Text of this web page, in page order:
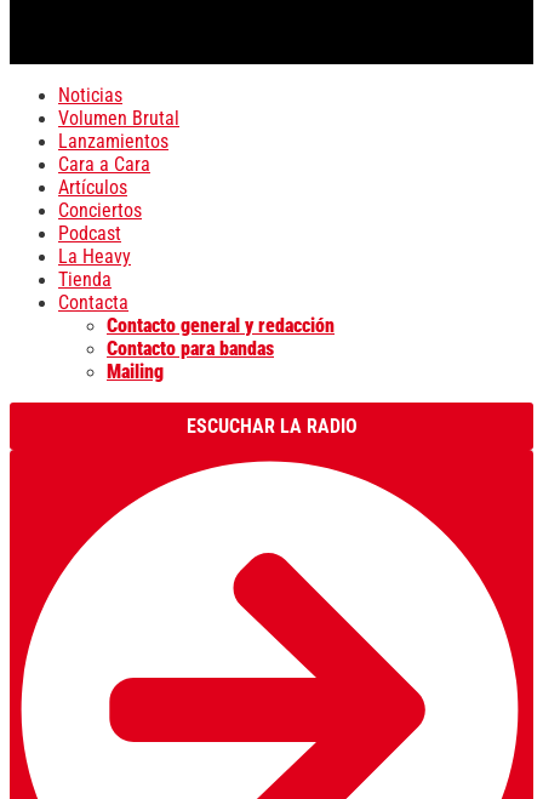
Noticias
Volumen Brutal
Lanzamientos
Cara a Cara
Artículos
Conciertos
Podcast
La Heavy
Tienda
Contacta
Contacto general y redacción
Contacto para bandas
Mailing
ESCUCHAR LA RADIO